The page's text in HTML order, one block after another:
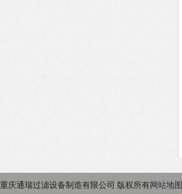
重庆通瑞过滤设备制造有限公司 版权所有网站地图